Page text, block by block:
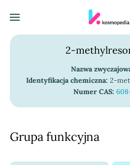
Menu
2-
Nazwa
Identyfikacja chemiczna: 2-
Numer CAS:
Grupa funkcyjna